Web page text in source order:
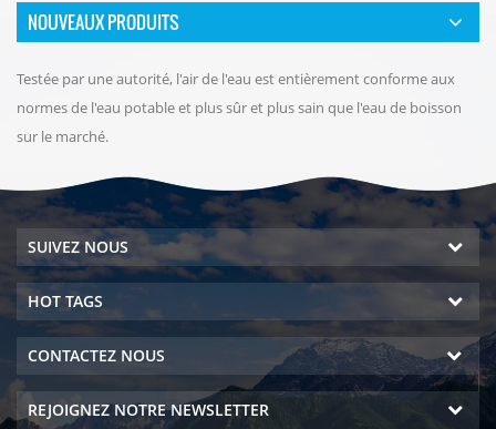
NOUVEAUX PRODUITS
Testée par une autorité, l'air de l'eau est entièrement conforme aux
normes de l'eau potable et plus sûr et plus sain que l'eau de boisson
sur le marché.
SUIVEZ NOUS
HOT TAGS
CONTACTEZ NOUS
REJOIGNEZ NOTRE NEWSLETTER